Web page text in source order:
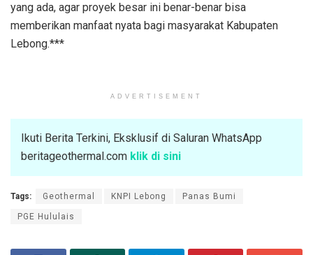
yang ada, agar proyek besar ini benar-benar bisa
memberikan manfaat nyata bagi masyarakat Kabupaten
Lebong.***
ADVERTISEMENT
Ikuti Berita Terkini, Eksklusif di Saluran WhatsApp
beritageothermal.com klik di sini
Tags: Geothermal KNPI Lebong Panas Bumi
PGE Hululais